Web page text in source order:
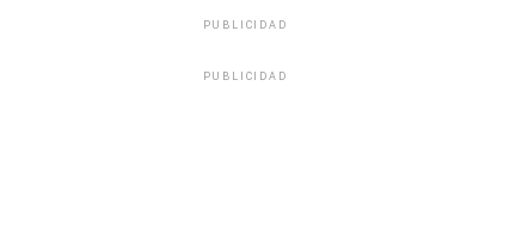
PUBLICIDAD
PUBLICIDAD